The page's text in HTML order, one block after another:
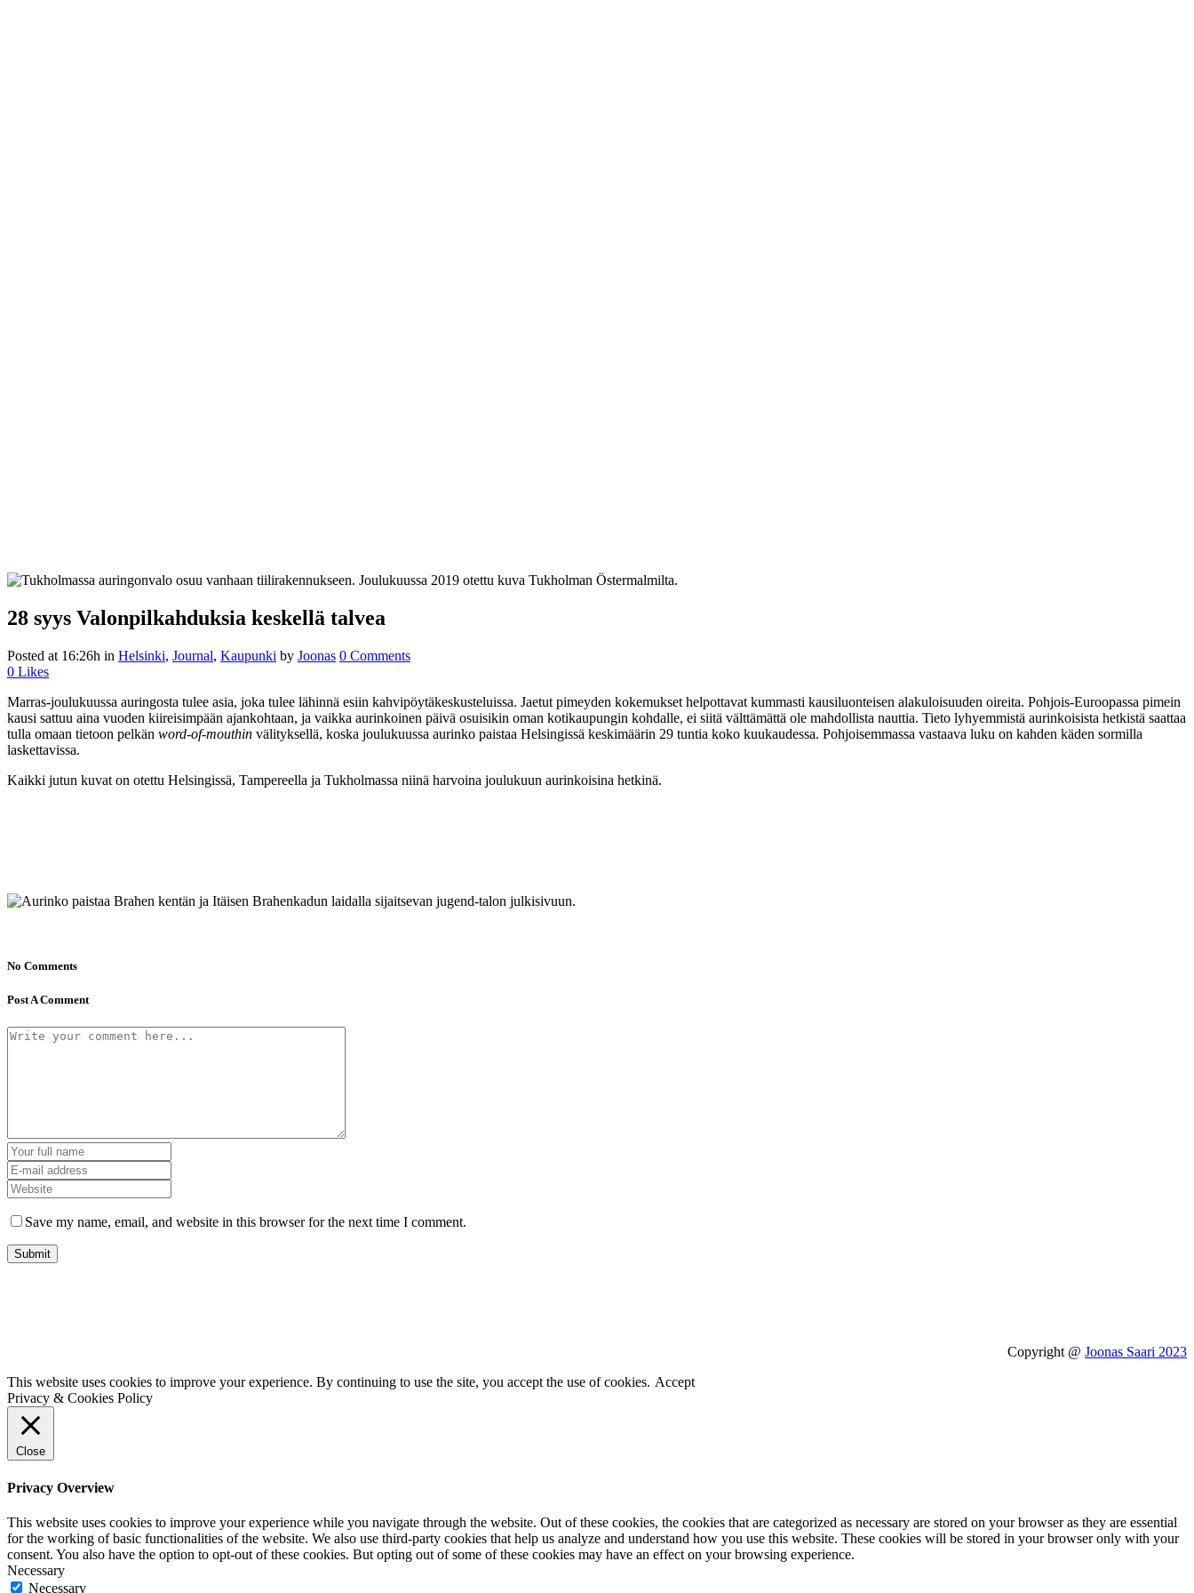
28 syys Valonpilkahduksia keskellä talvea
Posted at 16:26h in Helsinki, Journal, Kaupunki by Joonas 0 Comments
0 Likes
Marras-joulukuussa auringosta tulee asia, joka tulee lähinnä esiin kahvipöytäkeskusteluissa. Jaetut pimeyden kokemukset helpottavat kummasti kausiluonteisen alakuloisuuden oireita. Pohjois-Euroopassa pimein
kausi sattuu aina vuoden kiireisimpään ajankohtaan, ja vaikka aurinkoinen päivä osuisikin oman kotikaupungin kohdalle, ei siitä välttämättä ole mahdollista nauttia. Tieto lyhyemmistä aurinkoisista hetkistä saattaa
tulla omaan tietoon pelkän word-of-mouthin välityksellä, koska joulukuussa aurinko paistaa Helsingissä keskimäärin 29 tuntia koko kuukaudessa. Pohjoisemmassa vastaava luku on kahden käden sormilla
laskettavissa.
Kaikki jutun kuvat on otettu Helsingissä, Tampereella ja Tukholmassa niinä harvoina joulukuun aurinkoisina hetkinä.
No Comments
Post A Comment
Save my name, email, and website in this browser for the next time I comment.
Copyright @ Joonas Saari 2023
This website uses cookies to improve your experience. By continuing to use the site, you accept the use of cookies. Accept
Privacy & Cookies Policy
Close
Privacy Overview
This website uses cookies to improve your experience while you navigate through the website. Out of these cookies, the cookies that are categorized as necessary are stored on your browser as they are essential
for the working of basic functionalities of the website. We also use third-party cookies that help us analyze and understand how you use this website. These cookies will be stored in your browser only with your
consent. You also have the option to opt-out of these cookies. But opting out of some of these cookies may have an effect on your browsing experience.
Necessary
Necessary